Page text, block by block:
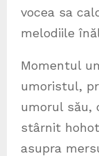
vocea sa
melodiile
Momentul
umoristul,
umorul său,
stârnit
asupra